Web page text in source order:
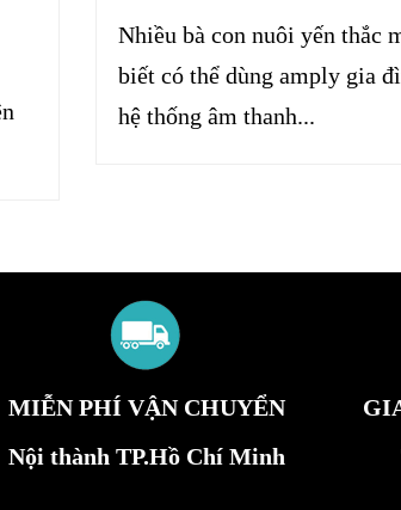
Nhiều bà con nuôi yến thắc
biết có thể dùng amply gia
hệ thống âm thanh...
MIỄN PHÍ VẬN CHUYỂN
Nội thành TP.Hồ Chí Minh